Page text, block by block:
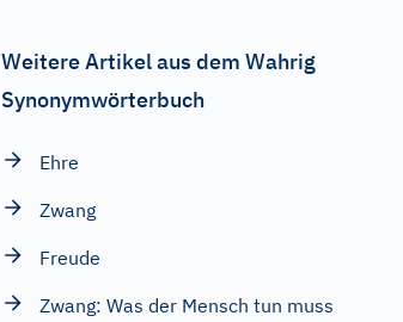
Weitere Artikel aus dem Wahrig
Synonymwörterbuch
Ehre
Zwang
Freude
Zwang: Was der Mensch tun muss